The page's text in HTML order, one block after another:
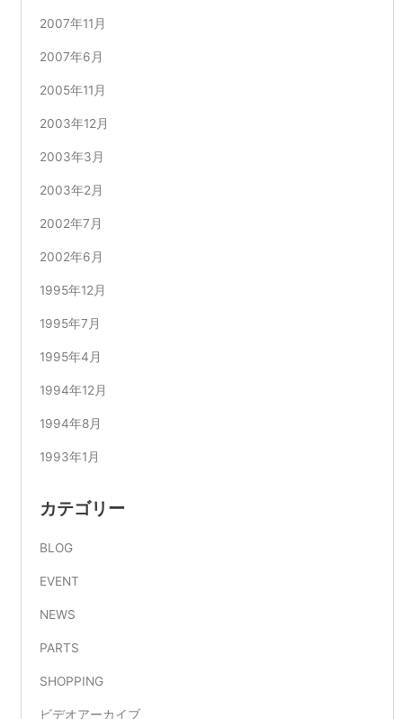
2007年11月
2007年6月
2005年11月
2003年12月
2003年3月
2003年2月
2002年7月
2002年6月
1995年12月
1995年7月
1995年4月
1994年12月
1994年8月
1993年1月
カテゴリー
BLOG
EVENT
NEWS
PARTS
SHOPPING
ビデオアーカイブ